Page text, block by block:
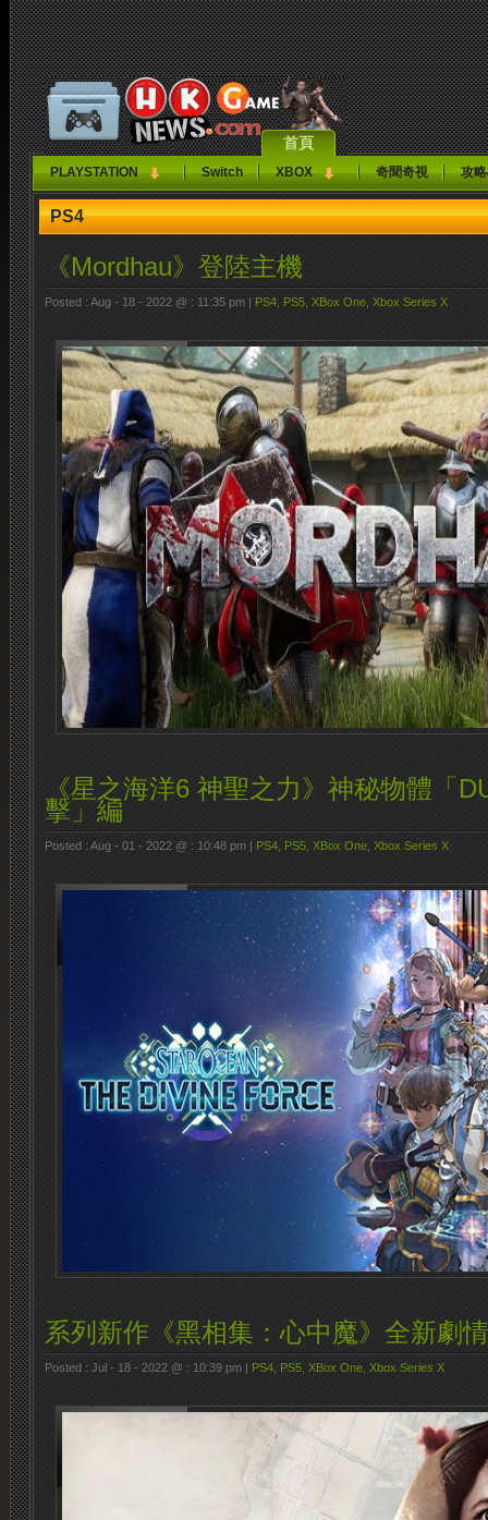
首頁
PLAYSTATION Switch XBOX 奇聞奇視 攻
PS4
《Mordhau》登陸主機
Posted : Aug - 18 - 2022 @ : 11:35 pm | PS4 PS5 XBox One Xbox Series X
《星之海洋6 神聖之力》神秘物體「
擊」編
Posted : Aug - 01 - 2022 @ : 10:48 pm | PS4 PS5 XBox One Xbox Series X
系列新作《黑相集：心中魔》全新劇
Posted : Jul - 18 - 2022 @ : 10:39 pm | PS4 PS5 XBox One Xbox Series X